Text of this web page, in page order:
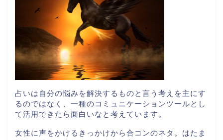
占いは自分の悩みを解決するものと言う考えを主にす
るのではなく、一種のコミュニケーションツールとし
て活用できたら面白いなと考えています。
女性に声をかけるきっかけから合コンのネタ。はたま